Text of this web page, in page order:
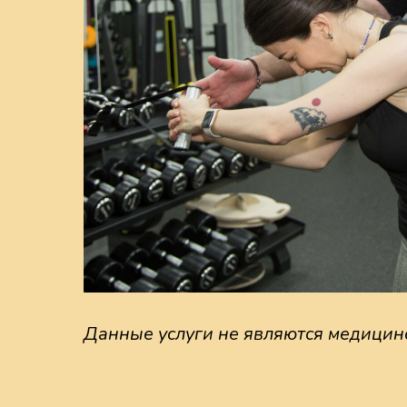
Данные услуги не являются